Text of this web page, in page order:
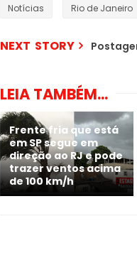
Notícias Rio de Janeiro
NEXT STORY
LEIA TAMBÉM...
Frente fria que está
em SP segue em
direção ao RJ e pode
trazer ventos acima
de 100 km/h